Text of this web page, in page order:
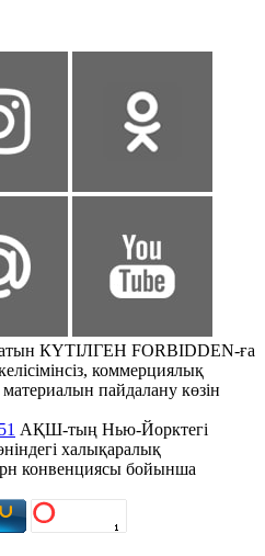
КҮТІЛГЕН FORBIDDEN-ға
коммерциялық
пайдалану көзін
АҚШ-тың Нью-Йорктегі
халықаралық
конвенциясы бойынша